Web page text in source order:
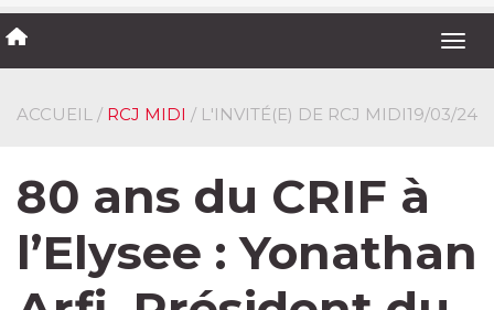
ACCUEIL / RCJ MIDI / L'INVITÉ(E) DE RCJ MIDI19/03/24
80 ans du CRIF à
l’Elysee : Yonathan